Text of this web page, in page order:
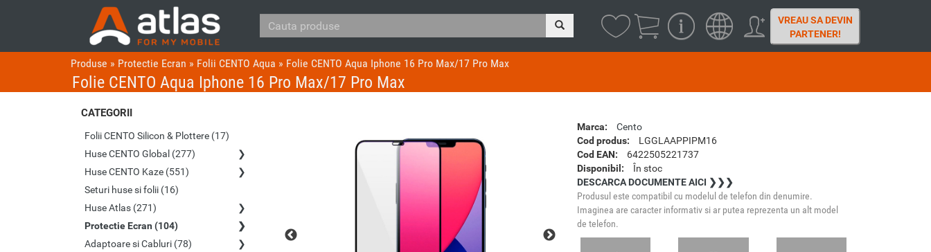
VREAU SA DEVIN
PARTENER!
Produse » Protectie Ecran » Folii CENTO Aqua » Folie CENTO Aqua Iphone 16 Pro Max/17 Pro Max
Folie CENTO Aqua Iphone 16 Pro Max/17 Pro Max
CATEGORII
Folii CENTO Silicon & Plottere (17)
Huse CENTO Global (277)
Huse CENTO Kaze (551)
Seturi huse si folii (16)
Huse Atlas (271)
Protectie Ecran (104)
Adaptoare si Cabluri (78)
Marca:
Cento
Cod produs:
LGGLAAPPIPM16
Cod EAN:
6422505221737
Disponibil:
În stoc
DESCARCA DOCUMENTE AICI ❯❯❯
Produsul este compatibil cu modelul de telefon din denumire.
Imaginea are caracter informativ si ar putea reprezenta un alt model
de telefon.